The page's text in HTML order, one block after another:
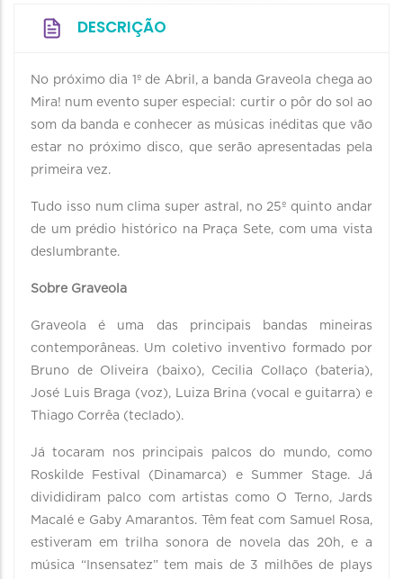
DESCRIÇÃO
No próximo dia 1º de Abril, a banda Graveola chega ao
Mira! num evento super especial: curtir o pôr do sol ao
som da banda e conhecer as músicas inéditas que vão
estar no próximo disco, que serão apresentadas pela
primeira vez.
Tudo isso num clima super astral, no 25º quinto andar
de um prédio histórico na Praça Sete, com uma vista
deslumbrante.
Sobre Graveola
Graveola é uma das principais bandas mineiras
contemporâneas. Um coletivo inventivo formado por
Bruno de Oliveira (baixo), Cecilia Collaço (bateria),
José Luis Braga (voz), Luiza Brina (vocal e guitarra) e
Thiago Corrêa (teclado).
Já tocaram nos principais palcos do mundo, como
Roskilde Festival (Dinamarca) e Summer Stage. Já
divididiram palco com artistas como O Terno, Jards
Macalé e Gaby Amarantos. Têm feat com Samuel Rosa,
estiveram em trilha sonora de novela das 20h, e a
música “Insensatez” tem mais de 3 milhões de plays